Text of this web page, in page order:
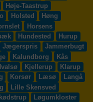
Høje-Taastrup
Holsted
Høng
Horsens
Hundested
Hurup
Jægerspris
Jammerbugt
Kalundborg
Kås
Kjellerup
Klarup
Korsør Læsø
Langå
Lille Skensved
Løgumkloster